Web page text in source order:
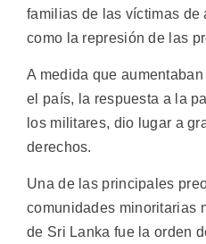
familias de las víctimas de
como la represión de las
A medida que
el país, la respuesta a la
los militares, dio lugar a
derechos.
Una de las principales
comunidades minoritarias
de Sri Lanka fue la orden